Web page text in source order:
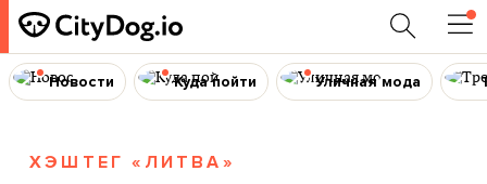
Новости Куда пойти Уличная мода
ХЭШТЕГ «ЛИТВА»